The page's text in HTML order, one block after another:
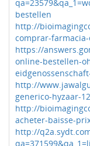
bestellen
http://
comprar-
https://
online-bestellen-
http://
generico-hyzaar-
http://
acheter-baisse-
http://